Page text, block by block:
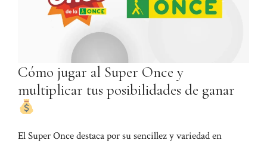
Cómo jugar al Super Once y
multiplicar tus posibilidades de ganar
El Super Once destaca por su sencillez y variedad en